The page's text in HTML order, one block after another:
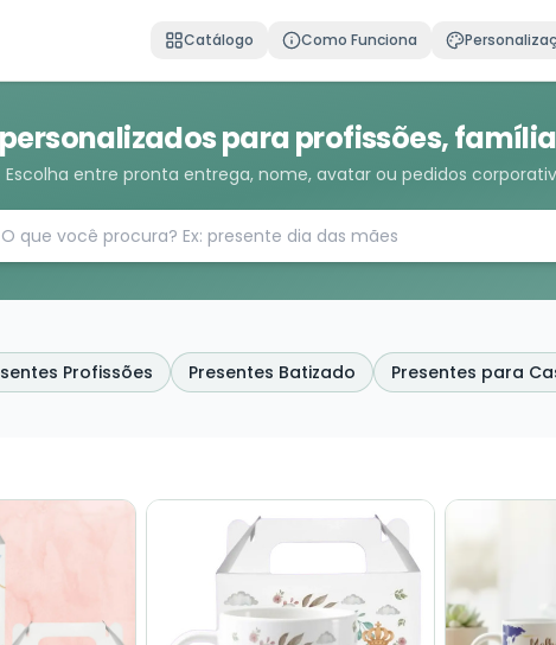
Catálogo Como Funciona
para profissões,
Escolha entre pronta entrega, nome, avatar ou pedidos
Profissões Presentes Batizado Presentes para